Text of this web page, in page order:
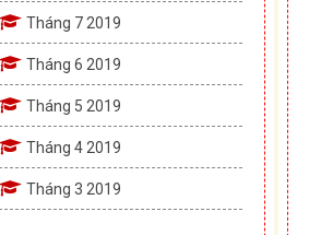
Tháng 7 2019
Tháng 6 2019
Tháng 5 2019
Tháng 4 2019
Tháng 3 2019